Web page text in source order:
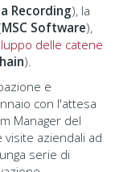
Recording), la
MSC Software),
delle catene
).
e
con l'attesa
Manager del
visite aziendali ad
serie di